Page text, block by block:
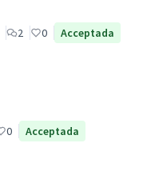
2 0 Acceptada
0 Acceptada